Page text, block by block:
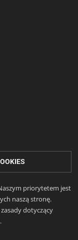
priorytetem jest
naszą stronę.
dotyczący